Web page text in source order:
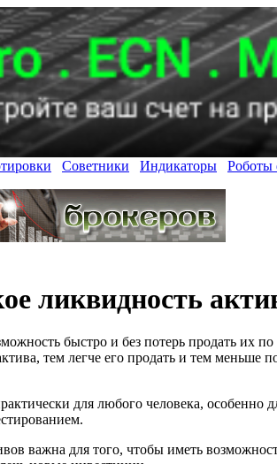
Советники Индикаторы Роботы
ликвидность
быстро и без потерь продать их
тем легче его продать и тем меньше
для любого человека, особенно
важна для того, чтобы иметь